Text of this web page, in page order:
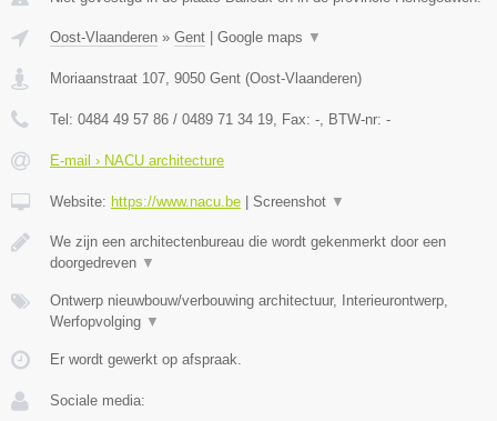
Oost-Vlaanderen » Gent Google maps ▼
Moriaanstraat 107, 9050 Gent (Oost-Vlaanderen)
Tel: 0484 49 57 86 / 0489 71 34 19, Fax: -, BTW-nr: -
E-mail › NACU architecture
Website: https://www.nacu.be Screenshot ▼
We zijn een architectenbureau die wordt gekenmerkt door een
doorgedreven ▼
Ontwerp nieuwbouw/verbouwing architectuur, Interieurontwerp,
Werfopvolging ▼
Er wordt gewerkt op afspraak.
Sociale media: